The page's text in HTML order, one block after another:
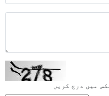
میں درج کریں